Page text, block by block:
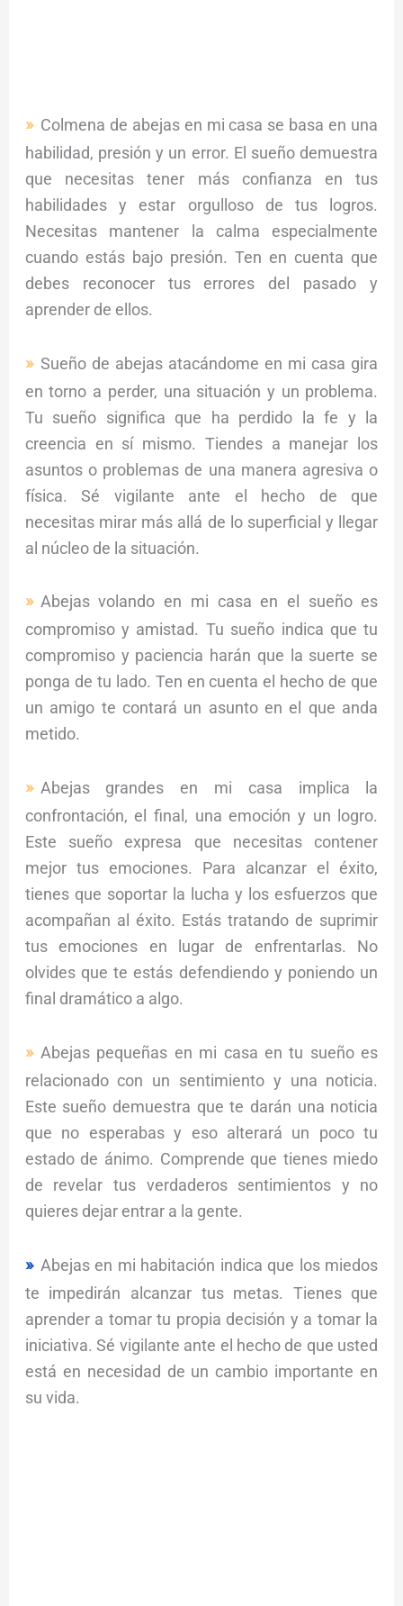
Colmena de abejas en mi casa se basa en una
habilidad, presión y un error. El sueño demuestra
que necesitas tener más confianza en tus
habilidades y estar orgulloso de tus logros.
Necesitas mantener la calma especialmente
cuando estás bajo presión. Ten en cuenta que
debes reconocer tus errores del pasado y
aprender de ellos.
Sueño de abejas atacándome en mi casa gira
en torno a perder, una situación y un problema.
Tu sueño significa que ha perdido la fe y la
creencia en sí mismo. Tiendes a manejar los
asuntos o problemas de una manera agresiva o
física. Sé vigilante ante el hecho de que
necesitas mirar más allá de lo superficial y llegar
al núcleo de la situación.
Abejas volando en mi casa en el sueño es
compromiso y amistad. Tu sueño indica que tu
compromiso y paciencia harán que la suerte se
ponga de tu lado. Ten en cuenta el hecho de que
un amigo te contará un asunto en el que anda
metido.
Abejas grandes en mi casa implica la
confrontación, el final, una emoción y un logro.
Este sueño expresa que necesitas contener
mejor tus emociones. Para alcanzar el éxito,
tienes que soportar la lucha y los esfuerzos que
acompañan al éxito. Estás tratando de suprimir
tus emociones en lugar de enfrentarlas. No
olvides que te estás defendiendo y poniendo un
final dramático a algo.
Abejas pequeñas en mi casa en tu sueño es
relacionado con un sentimiento y una noticia.
Este sueño demuestra que te darán una noticia
que no esperabas y eso alterará un poco tu
estado de ánimo. Comprende que tienes miedo
de revelar tus verdaderos sentimientos y no
quieres dejar entrar a la gente.
Abejas en mi habitación indica que los miedos
te impedirán alcanzar tus metas. Tienes que
aprender a tomar tu propia decisión y a tomar la
iniciativa. Sé vigilante ante el hecho de que usted
está en necesidad de un cambio importante en
su vida.